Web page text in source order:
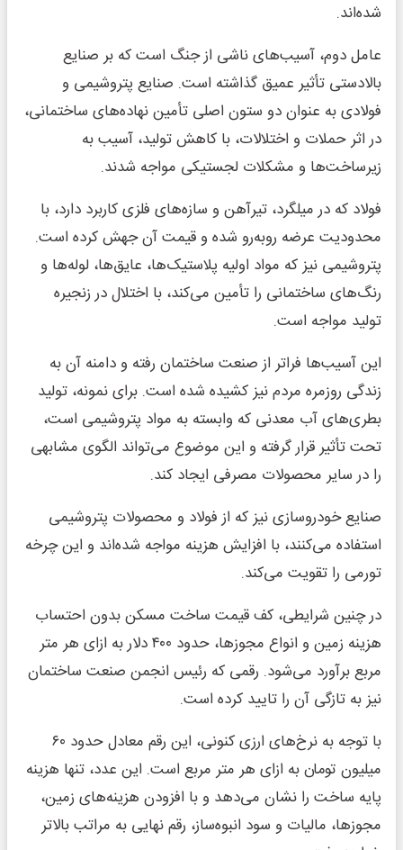
شده‌اند.
عامل دوم، آسیب‌های ناشی از جنگ است که بر صنایع
بالادستی تأثیر عمیق گذاشته است. صنایع پتروشیمی و
فولادی به عنوان دو ستون اصلی تأمین نهاده‌های ساختمانی،
در اثر حملات و اختلالات، با کاهش تولید، آسیب به
زیرساخت‌ها و مشکلات لجستیکی مواجه شدند.
فولاد که در میلگرد، تیرآهن و سازه‌های فلزی کاربرد دارد، با
محدودیت عرضه روبه‌رو شده و قیمت آن جهش کرده است.
پتروشیمی نیز که مواد اولیه پلاستیک‌ها، عایق‌ها، لوله‌ها و
رنگ‌های ساختمانی را تأمین می‌کند، با اختلال در زنجیره
تولید مواجه است.
این آسیب‌ها فراتر از صنعت ساختمان رفته و دامنه آن به
زندگی روزمره مردم نیز کشیده شده است. برای نمونه، تولید
بطری‌های آب معدنی که وابسته به مواد پتروشیمی است،
تحت تأثیر قرار گرفته و این موضوع می‌تواند الگوی مشابهی
را در سایر محصولات مصرفی ایجاد کند.
صنایع خودروسازی نیز که از فولاد و محصولات پتروشیمی
استفاده می‌کنند، با افزایش هزینه مواجه شده‌اند و این چرخه
تورمی را تقویت می‌کند.
در چنین شرایطی، کف قیمت ساخت مسکن بدون احتساب
هزینه زمین و انواع مجوزها، حدود ۴۰۰ دلار به ازای هر متر
مربع برآورد می‌شود. رقمی که رئیس انجمن صنعت ساختمان
نیز به تازگی آن را تایید کرده است.
با توجه به نرخ‌های ارزی کنونی، این رقم معادل حدود ۶۰
میلیون تومان به ازای هر متر مربع است. این عدد، تنها هزینه
پایه ساخت را نشان می‌دهد و با افزودن هزینه‌های زمین،
مجوزها، مالیات و سود انبوه‌ساز، رقم نهایی به مراتب بالاتر